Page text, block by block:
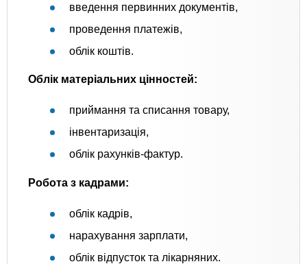
введення первинних документів,
проведення платежів,
облік коштів.
Облік матеріальних цінностей:
приймання та списання товару,
інвентаризація,
облік рахунків-фактур.
Робота з кадрами:
облік кадрів,
нарахування зарплати,
облік відпусток та лікарняних.